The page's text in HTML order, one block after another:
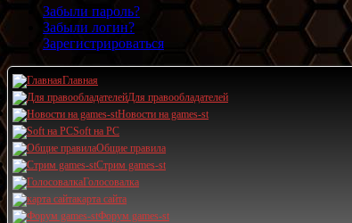
Забыли пароль?
Забыли логин?
Зарегистрироваться
Главная
Для правообладателей
Новости на games-st
Soft на PC
Общие правила
Стрим games-st
Голосовалка
карта сайта
Форум games-st